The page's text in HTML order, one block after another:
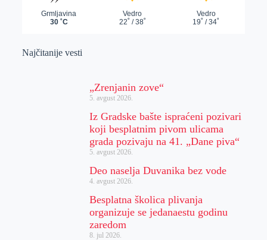
Najčitanije vesti
„Zrenjanin zove“
5. avgust 2026.
Iz Gradske bašte ispraćeni pozivari
koji besplatnim pivom ulicama
grada pozivaju na 41. „Dane piva“
5. avgust 2026.
Deo naselja Duvanika bez vode
4. avgust 2026.
Besplatna školica plivanja
organizuje se jedanaestu godinu
zaredom
8. jul 2026.